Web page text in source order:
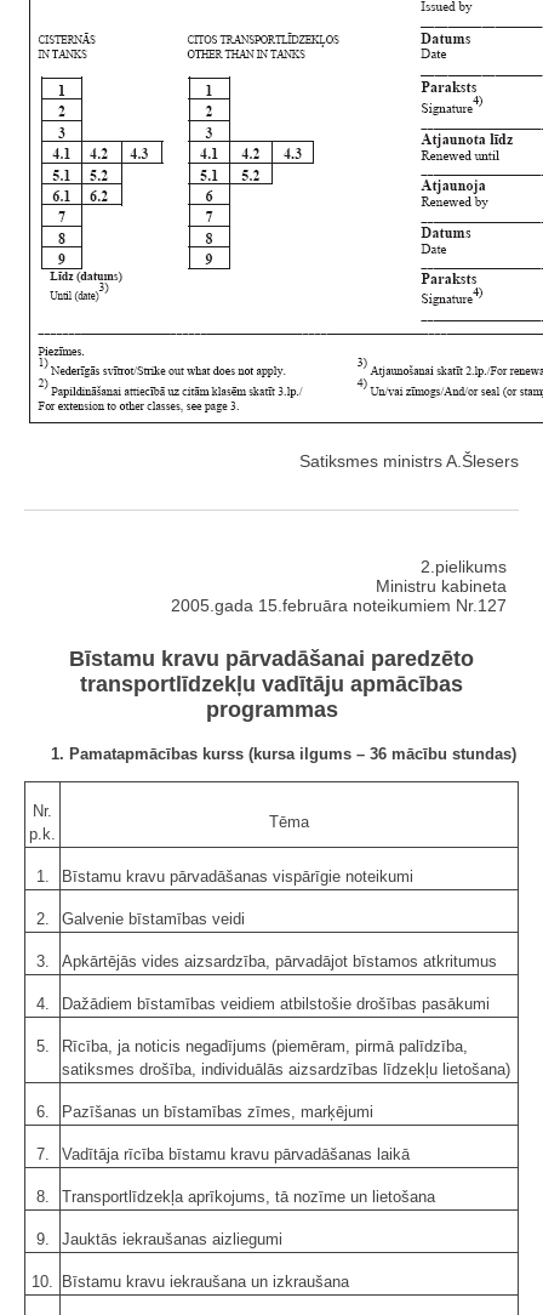
Satiksmes ministrs A.Šlesers
2.pielikums
Ministru kabineta
2005.gada 15.februāra noteikumiem Nr.127
Bīstamu kravu pārvadāšanai paredzēto
transportlīdzekļu vadītāju apmācības
programmas
1. Pamatapmācības kurss (kursa ilgums – 36 mācību stundas)
Nr.
p.k.
Tēma
1. Bīstamu kravu pārvadāšanas vispārīgie noteikumi
2. Galvenie bīstamības veidi
3. Apkārtējās vides aizsardzība, pārvadājot bīstamos atkritumus
4. Dažādiem bīstamības veidiem atbilstošie drošības pasākumi
5.
Rīcība, ja noticis negadījums (piemēram, pirmā palīdzība,
satiksmes drošība, individuālās aizsardzības līdzekļu lietošana)
6. Pazīšanas un bīstamības zīmes, marķējumi
7. Vadītāja rīcība bīstamu kravu pārvadāšanas laikā
8. Transportlīdzekļa aprīkojums, tā nozīme un lietošana
9. Jauktās iekraušanas aizliegumi
10. Bīstamu kravu iekraušana un izkraušana